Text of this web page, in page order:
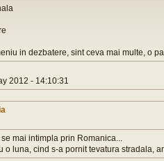
in dezbatere, sint ceva mai multe, o
2012 - 14:10:31
mai intimpla prin Romanica...
o luna, cind s-a pornit tevatura stradala,